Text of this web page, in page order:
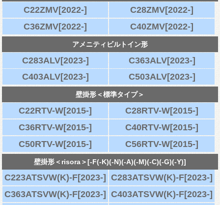
C22ZMV[2022-]
C28ZMV[2022-]
C36ZMV[2022-]
C40ZMV[2022-]
アメニティビルトイン形
C283ALV[2023-]
C363ALV[2023-]
C403ALV[2023-]
C503ALV[2023-]
壁掛形＜標準タイプ＞
C22RTV-W[2015-]
C28RTV-W[2015-]
C36RTV-W[2015-]
C40RTV-W[2015-]
C50RTV-W[2015-]
C56RTV-W[2015-]
壁掛形＜risora＞[-F(-K)(-N)(-A)(-M)(-C)(-G)(-Y)]
C223ATSVW(K)-F[2023-]
C283ATSVW(K)-F[2023-]
C363ATSVW(K)-F[2023-]
C403ATSVW(K)-F[2023-]